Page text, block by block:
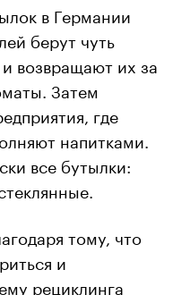
в Германии
берут чуть
возвращают их за
Затем
где
напитками.
все бутылки:
тому, что
и
рециклинга